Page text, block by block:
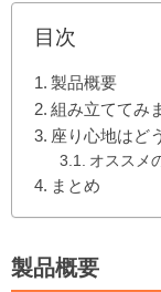
目次
製品概要
組み立ててみ
座り心地はど
オススメ
まとめ
製品概要